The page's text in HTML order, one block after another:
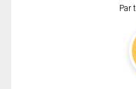
Par